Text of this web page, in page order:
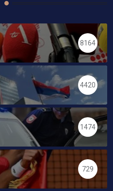
8164
4420
1474
729